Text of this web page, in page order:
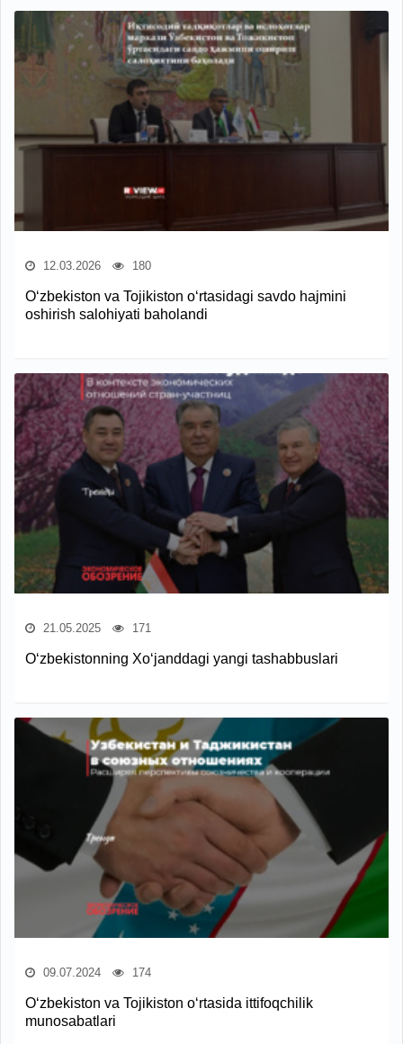
12.03.2026 180
O‘zbekiston va Tojikiston o‘rtasidagi savdo hajmini
oshirish salohiyati baholandi
21.05.2025 171
O‘zbekistonning Xo‘janddagi yangi tashabbuslari
09.07.2024 174
O‘zbekiston va Tojikiston o‘rtasida ittifoqchilik
munosabatlari